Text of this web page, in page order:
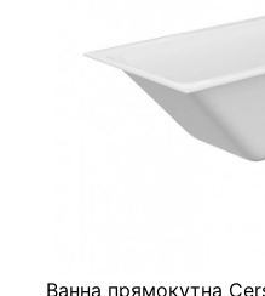
Ванна прямокутна